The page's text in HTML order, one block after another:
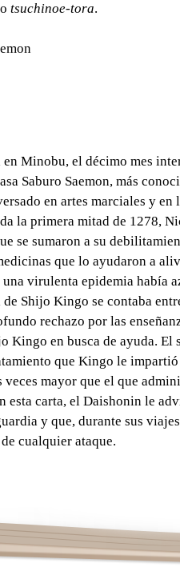
tsuchinoe-tora.
en Minobu, el décimo mes
Saburo Saemon, más
en artes marciales y en
la primera mitad de 1278,
se sumaron a su
que lo ayudaron a
una virulenta epidemia había
Shijo Kingo se contaba
rechazo por las
Kingo en busca de ayuda. El
que Kingo le
mayor que el que
esta carta, el Daishonin le
y que, durante sus
cualquier ataque.